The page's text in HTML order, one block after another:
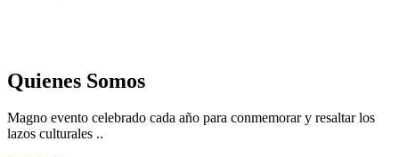
Quienes Somos
Magno evento celebrado cada año para conmemorar y resaltar los
lazos culturales ..